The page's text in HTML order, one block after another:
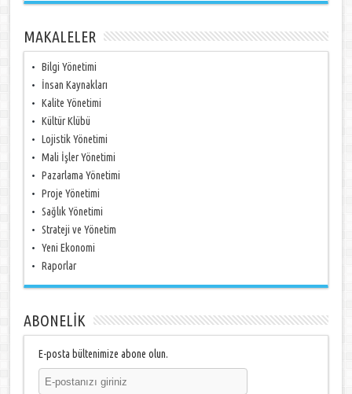
MAKALELER
Bilgi Yönetimi
İnsan Kaynakları
Kalite Yönetimi
Kültür Klübü
Lojistik Yönetimi
Mali İşler Yönetimi
Pazarlama Yönetimi
Proje Yönetimi
Sağlık Yönetimi
Strateji ve Yönetim
Yeni Ekonomi
Raporlar
ABONELİK
E-posta bültenimize abone olun.